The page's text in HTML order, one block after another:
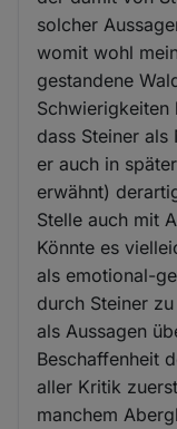
solcher
womit wohl
gestandene
Schwierigkeiten
dass Steiner
er auch in
erwähnt)
Stelle auch mit
Könnte es
als emotional-
durch Steiner
als Aussagen
Beschaffenheit
aller Kritik
manchem